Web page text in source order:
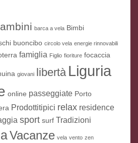
barca a vela Bimbi
buoncibo circolo vela energie rinnovabili
famiglia Figlio fioriture focaccia
giovani libertà Liguria
online passeggiate Porto
Prodottitipici relax residence
sport surf Tradizioni
Vacanze vela vento zen